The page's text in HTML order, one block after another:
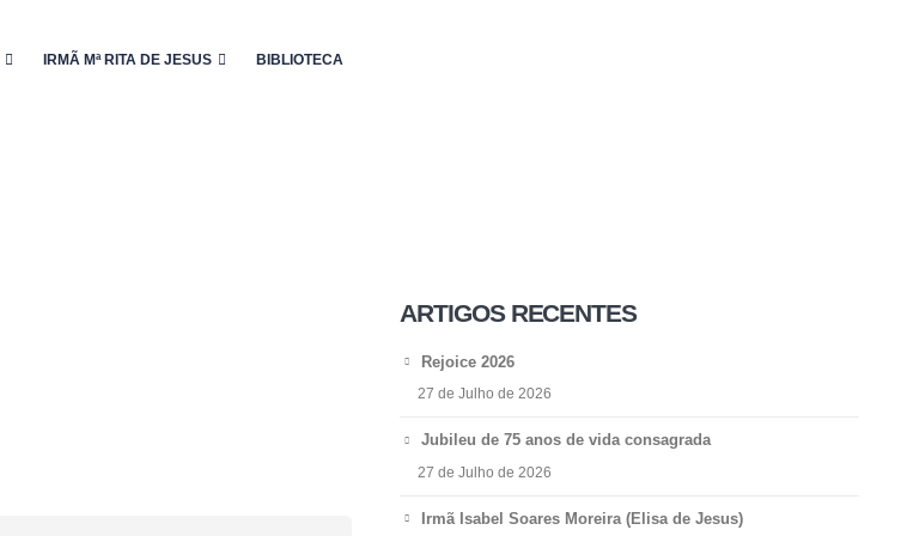
IRMÃ Mª RITA DE JESUS BIBLIOTECA
ARTIGOS RECENTES
Rejoice 2026
27 de Julho de 2026
Jubileu de 75 anos de vida consagrada
27 de Julho de 2026
Irmã Isabel Soares Moreira (Elisa de Jesus)